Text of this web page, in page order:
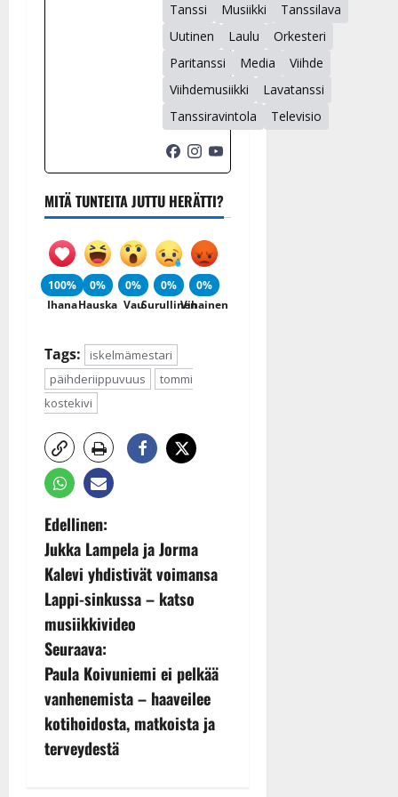
Tanssi Musiikki
Tanssilava
Uutinen
Laulu
Orkesteri
Paritanssi
Media
Viihde
Viihdemusiikki
Lavatanssi
Tanssiravintola
Televisio
MITÄ TUNTEITA JUTTU HERÄTTI?
100%
Ihana
0%
Hauska
0%
Vau
0%
Surullinen
0%
Vihainen
Tags:
iskelmämestari
päihderiippuvuus
tommi
kostekivi
P
o
s
t
n
a
v
Edellinen:
Jukka Lampela ja Jorma
Kalevi yhdistivät voimansa
Lappi-sinkussa – katso
musiikkivideo
Seuraava:
Paula Koivuniemi ei pelkää
vanhenemista – haaveilee
kotihoidosta, matkoista ja
terveydestä